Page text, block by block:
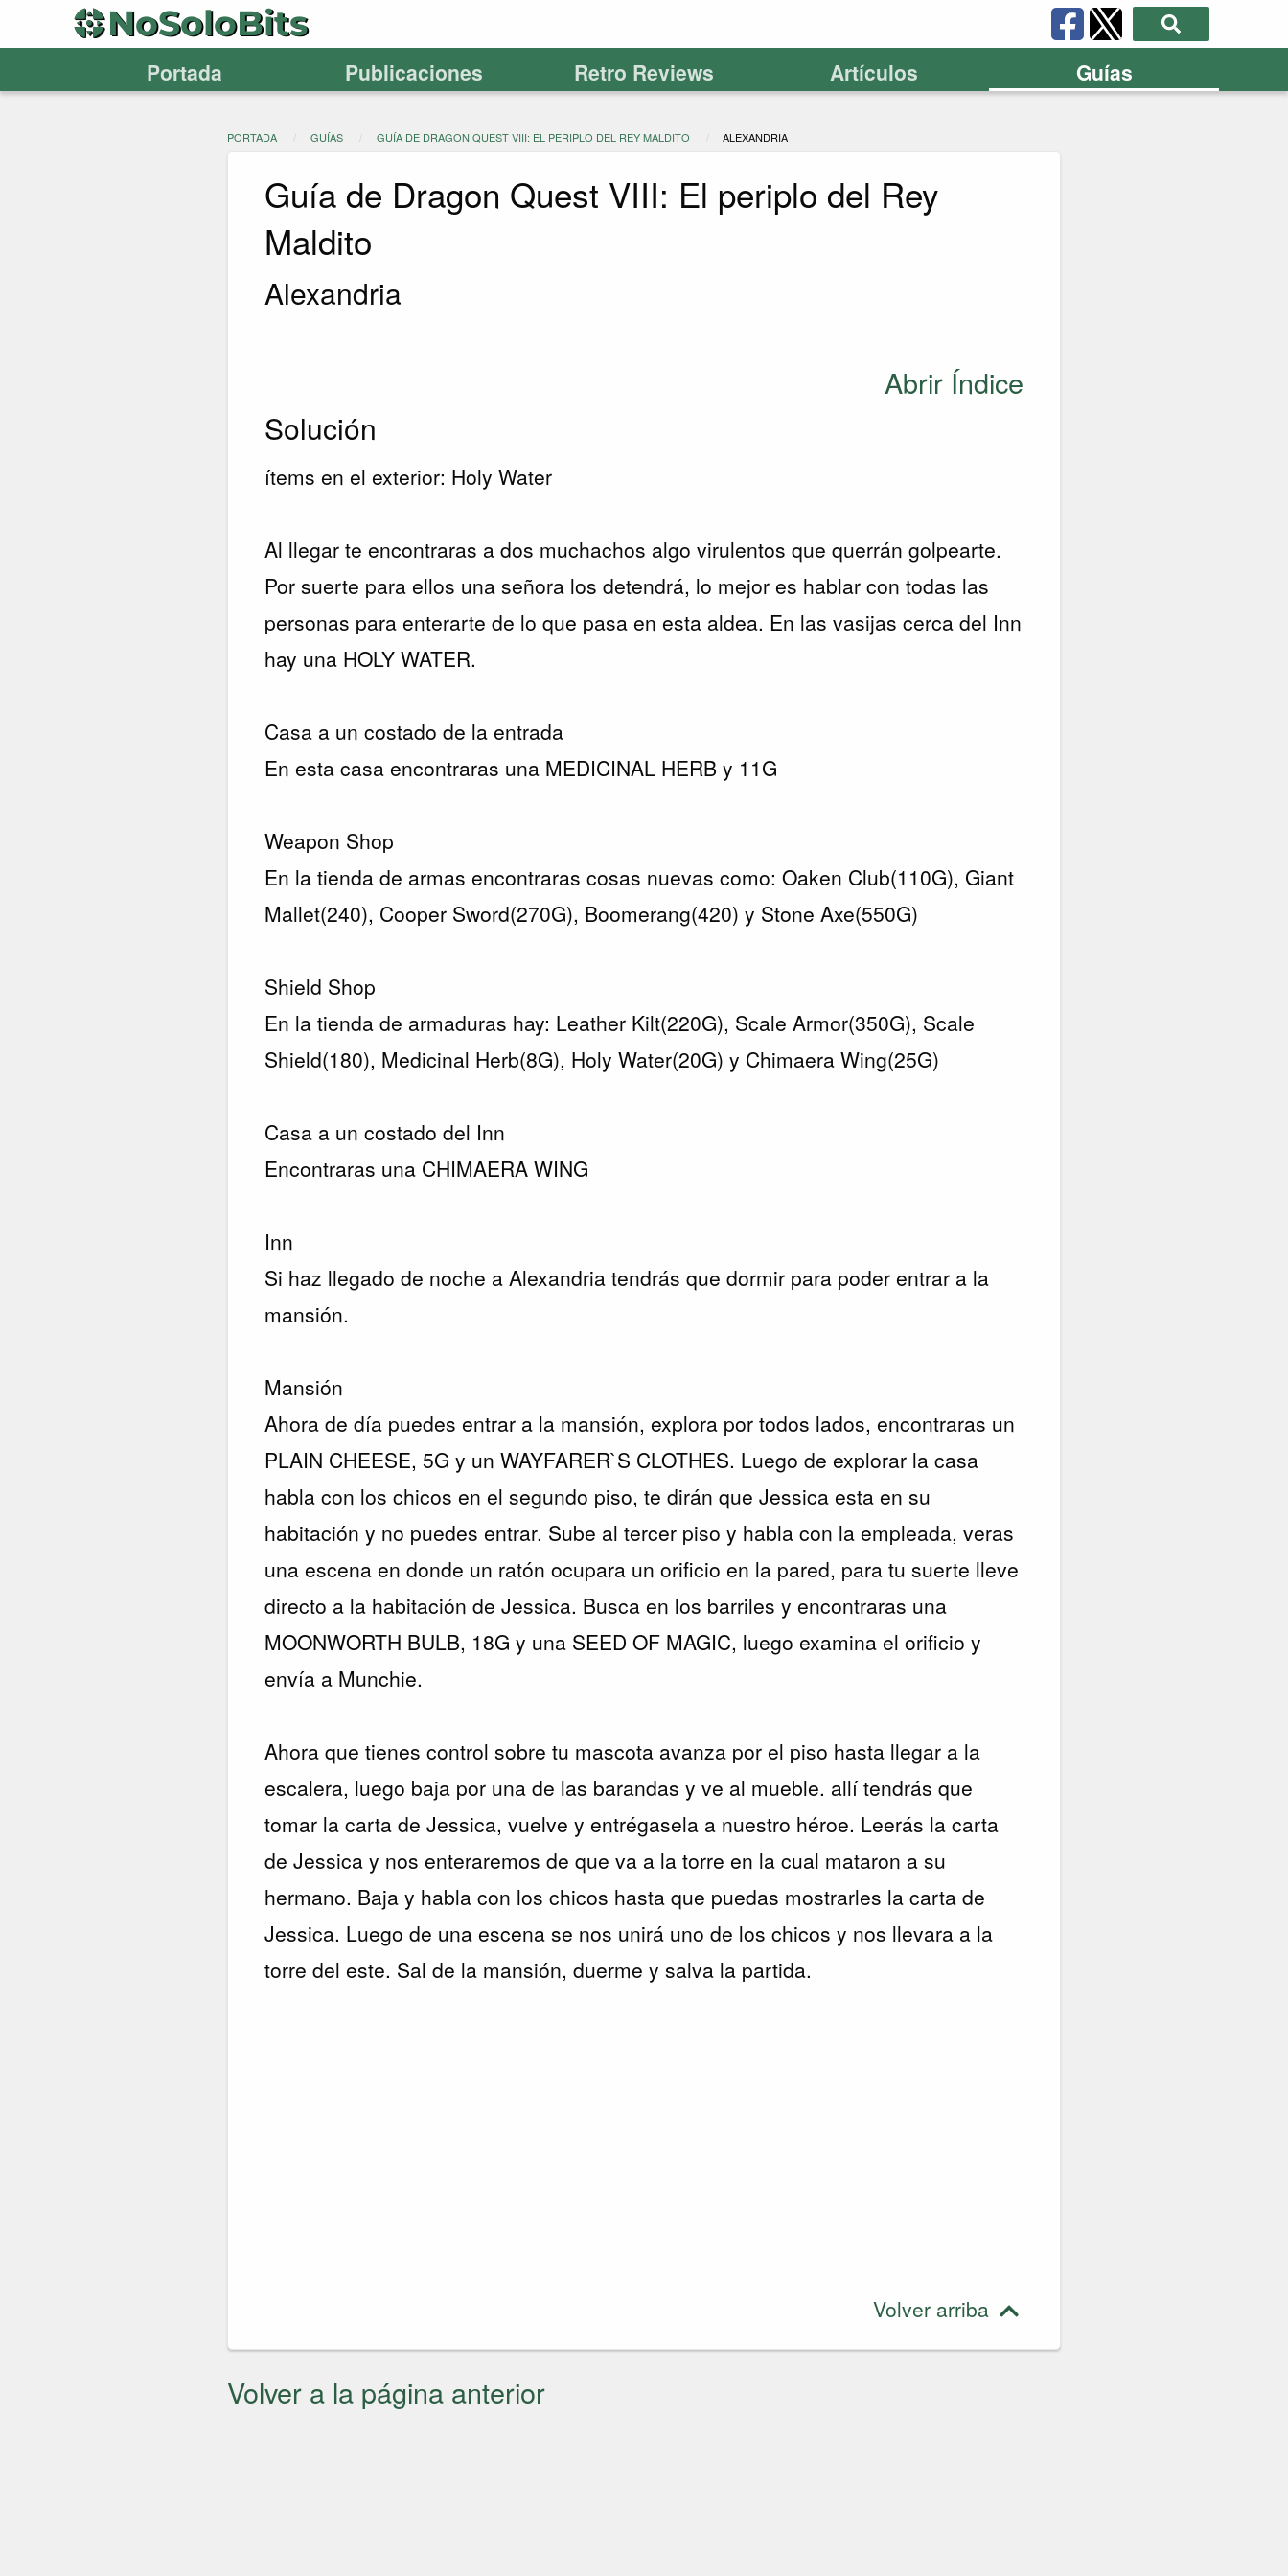
Portada Publicaciones Retro Reviews Artículos Guías
PORTADA GUÍAS GUÍA DE DRAGON QUEST VIII: EL PERIPLO DEL REY MALDITO ALEXANDRIA
Guía de Dragon Quest VIII: El periplo del Rey
Maldito
Alexandria
Abrir Índice
Solución
ítems en el exterior: Holy Water
Al llegar te encontraras a dos muchachos algo virulentos que querrán golpearte.
Por suerte para ellos una señora los detendrá, lo mejor es hablar con todas las
personas para enterarte de lo que pasa en esta aldea. En las vasijas cerca del Inn
hay una HOLY WATER.
Casa a un costado de la entrada
En esta casa encontraras una MEDICINAL HERB y 11G
Weapon Shop
En la tienda de armas encontraras cosas nuevas como: Oaken Club(110G), Giant
Mallet(240), Cooper Sword(270G), Boomerang(420) y Stone Axe(550G)
Shield Shop
En la tienda de armaduras hay: Leather Kilt(220G), Scale Armor(350G), Scale
Shield(180), Medicinal Herb(8G), Holy Water(20G) y Chimaera Wing(25G)
Casa a un costado del Inn
Encontraras una CHIMAERA WING
Inn
Si haz llegado de noche a Alexandria tendrás que dormir para poder entrar a la
mansión.
Mansión
Ahora de día puedes entrar a la mansión, explora por todos lados, encontraras un
PLAIN CHEESE, 5G y un WAYFARER`S CLOTHES. Luego de explorar la casa
habla con los chicos en el segundo piso, te dirán que Jessica esta en su
habitación y no puedes entrar. Sube al tercer piso y habla con la empleada, veras
una escena en donde un ratón ocupara un orificio en la pared, para tu suerte lleve
directo a la habitación de Jessica. Busca en los barriles y encontraras una
MOONWORTH BULB, 18G y una SEED OF MAGIC, luego examina el orificio y
envía a Munchie.
Ahora que tienes control sobre tu mascota avanza por el piso hasta llegar a la
escalera, luego baja por una de las barandas y ve al mueble. allí tendrás que
tomar la carta de Jessica, vuelve y entrégasela a nuestro héroe. Leerás la carta
de Jessica y nos enteraremos de que va a la torre en la cual mataron a su
hermano. Baja y habla con los chicos hasta que puedas mostrarles la carta de
Jessica. Luego de una escena se nos unirá uno de los chicos y nos llevara a la
torre del este. Sal de la mansión, duerme y salva la partida.
Volver arriba
Volver a la página anterior